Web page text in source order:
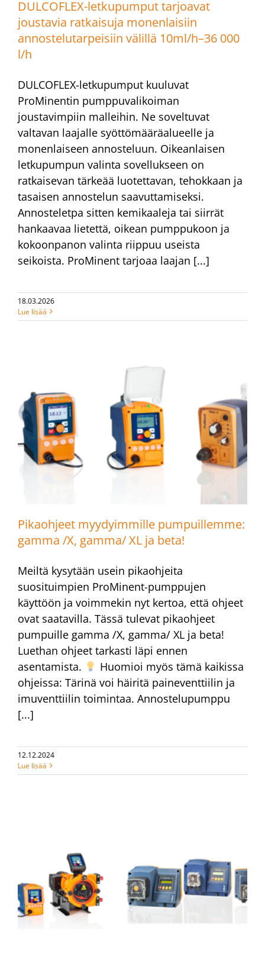
DULCOFLEX-letkupumput tarjoavat
joustavia ratkaisuja monenlaisiin
annostelutarpeisiin välillä 10ml/h–36 000
l/h
DULCOFLEX-letkupumput kuuluvat
ProMinentin pumppuvalikoiman
joustavimpiin malleihin. Ne soveltuvat
valtavan laajalle syöttömääräalueelle ja
monenlaiseen annosteluun. Oikeanlaisen
letkupumpun valinta sovellukseen on
ratkaisevan tärkeää luotettavan, tehokkaan ja
tasaisen annostelun saavuttamiseksi.
Annosteletpa sitten kemikaaleja tai siirrät
hankaavaa lietettä, oikean pumppukoon ja
kokoonpanon valinta riippuu useista
seikoista. ProMinent tarjoaa laajan [...]
18.03.2026
Lue lisää
Pikaohjeet myydyimmille pumpuillemme:
gamma /X, gamma/ XL ja beta!
Meiltä kysytään usein pikaohjeita
suosituimpien ProMinent-pumppujen
käyttöön ja voimmekin nyt kertoa, että ohjeet
ovat saatavilla. Tässä tulevat pikaohjeet
pumpuille gamma /X, gamma/ XL ja beta!
Luethan ohjeet tarkasti läpi ennen
asentamista.
Huomioi myös tämä kaikissa
ohjeissa: Tärinä voi häiritä paineventtiilin ja
imuventtiilin toimintaa. Annostelupumppu
[...]
12.12.2024
Lue lisää